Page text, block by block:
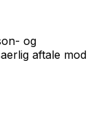
og
aftale mod